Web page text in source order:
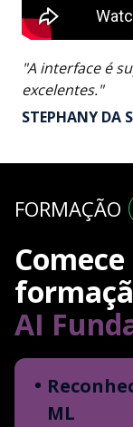
"A interface é
excelentes."
STEPHANY DA
FORMAÇÃO
AI
ML